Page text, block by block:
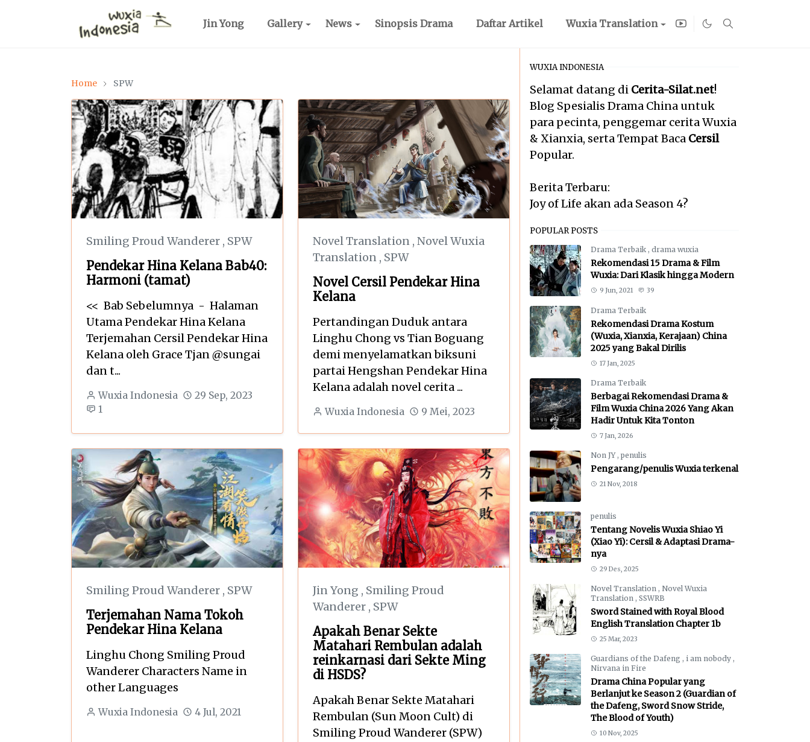
Jin Yong Gallery News Sinopsis Drama Daftar Artikel Wuxia Translation
Home SPW
Smiling Proud Wanderer , SPW
Pendekar Hina Kelana Bab40:
Harmoni (tamat)
<< Bab Sebelumnya - Halaman
Utama Pendekar Hina Kelana
Terjemahan Cersil Pendekar Hina
Kelana oleh Grace Tjan @sungai
dan t...
Wuxia Indonesia
29 Sep, 2023
1
Novel Translation , Novel Wuxia
Translation , SPW
Novel Cersil Pendekar Hina
Kelana
Pertandingan Duduk antara
Linghu Chong vs Tian Boguang
demi menyelamatkan biksuni
partai Hengshan Pendekar Hina
Kelana adalah novel cerita ...
Wuxia Indonesia 9 Mei, 2023
Smiling Proud Wanderer , SPW
Terjemahan Nama Tokoh
Pendekar Hina Kelana
Linghu Chong Smiling Proud
Wanderer Characters Name in
other Languages
Wuxia Indonesia 4 Jul, 2021
Jin Yong , Smiling Proud
Wanderer , SPW
Apakah Benar Sekte
Matahari Rembulan adalah
reinkarnasi dari Sekte Ming
di HSDS?
Apakah Benar Sekte Matahari
Rembulan (Sun Moon Cult) di
Smiling Proud Wanderer (SPW)
WUXIA INDONESIA
Selamat datang di Cerita-Silat.net!
Blog Spesialis Drama China untuk
para pecinta, penggemar cerita Wuxia
& Xianxia, serta Tempat Baca Cersil
Popular.
Berita Terbaru:
Joy of Life akan ada Season 4?
POPULAR POSTS
Drama Terbaik , drama wuxia
Rekomendasi 15 Drama & Film
Wuxia: Dari Klasik hingga Modern
9 Jun, 2021 39
Drama Terbaik
Rekomendasi Drama Kostum
(Wuxia, Xianxia, Kerajaan) China
2025 yang Bakal Dirilis
17 Jan, 2025
Drama Terbaik
Berbagai Rekomendasi Drama &
Film Wuxia China 2026 Yang Akan
Hadir Untuk Kita Tonton
7 Jan, 2026
Non JY , penulis
Pengarang/penulis Wuxia terkenal
21 Nov, 2018
penulis
Tentang Novelis Wuxia Shiao Yi
(Xiao Yi): Cersil & Adaptasi Drama-
nya
29 Des, 2025
Novel Translation , Novel Wuxia
Translation , SSWRB
Sword Stained with Royal Blood
English Translation Chapter 1b
25 Mar, 2023
Guardians of the Dafeng , i am nobody ,
Nirvana in Fire
Drama China Popular yang
Berlanjut ke Season 2 (Guardian of
the Dafeng, Sword Snow Stride,
The Blood of Youth)
10 Nov, 2025